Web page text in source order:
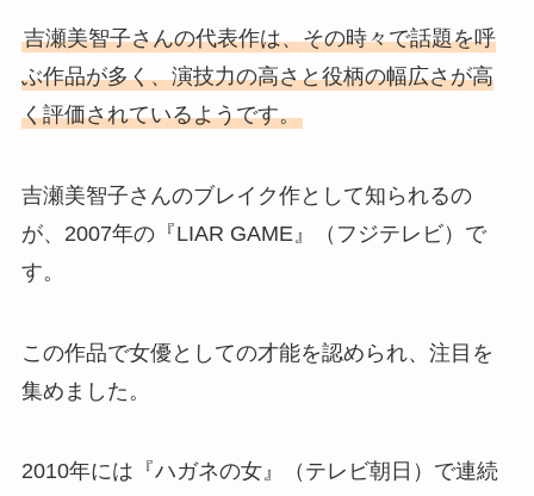
吉瀬美智子さんの代表作は、その時々で話題を呼
ぶ作品が多く、演技力の高さと役柄の幅広さが高
く評価されているようです。
吉瀬美智子さんのブレイク作として知られるの
が、2007年の『LIAR GAME』（フジテレビ）で
す。
この作品で女優としての才能を認められ、注目を
集めました。
2010年には『ハガネの女』（テレビ朝日）で連続